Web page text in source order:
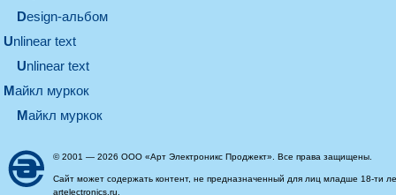
design-альбом
unlinear text
Unlinear text
майкл муркок
майкл муркок
© 2001 — 2026 ООО «Арт Электроникс Проджект». Все права защищены.
Сайт может содержать контент, не предназначенный для лиц младше 18-ти
artelectronics.ru.